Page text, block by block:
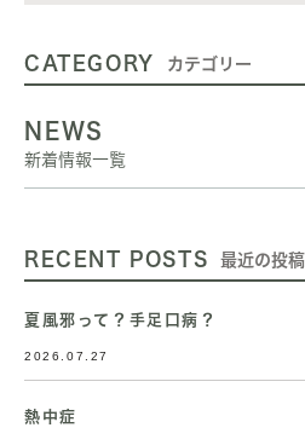
CATEGORY カテゴリー
NEWS
新着情報一覧
RECENT POSTS 最近の投稿
夏風邪って？手足口病？
2026.07.27
熱中症